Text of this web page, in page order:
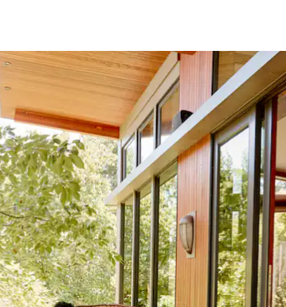
seta para cima e para baixo do teclado ou tocando